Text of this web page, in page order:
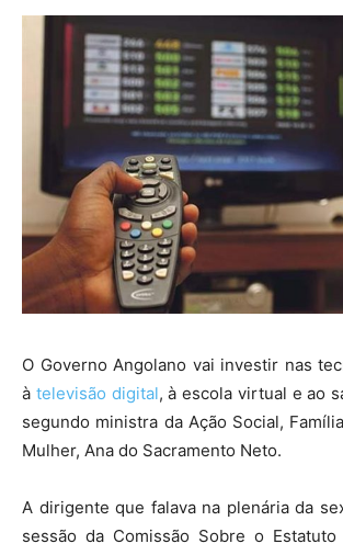
O Governo Angolano vai investir nas
à televisão digital, à escola virtual e ao
segundo ministra da Ação Social,
Mulher, Ana do Sacramento Neto.
A dirigente que falava na plenária da
sessão da Comissão Sobre o